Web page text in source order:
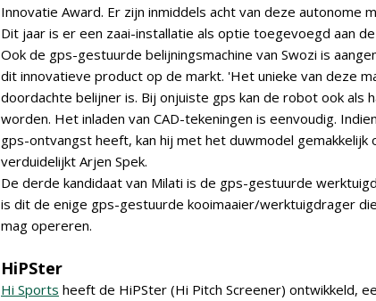
Innovatie Award. Er zijn inmiddels acht van deze autonome
Dit jaar is er een zaai-installatie als optie toegevoegd aan
Ook de gps-gestuurde belijningsmachine van Swozi is
dit innovatieve product op de markt. 'Het unieke van deze
doordachte belijner is. Bij onjuiste gps kan de robot ook als
worden. Het inladen van CAD-tekeningen is eenvoudig.
gps-ontvangst heeft, kan hij met het duwmodel gemakkelijk
verduidelijkt Arjen Spek.
De derde kandidaat van Milati is de gps-gestuurde
is dit de enige gps-gestuurde kooimaaier/werktuigdrager
mag opereren.
HiPSter
Hi Sports heeft de HiPSter (Hi Pitch Screener) ontwikkeld,